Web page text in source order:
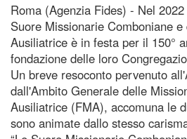
Roma (Agenzia Fides) - Nel
Suore Missionarie Comboniane
Ausiliatrice è in festa per il 150°
fondazione delle loro
Un breve resoconto pervenuto
dall'Ambito Generale delle
Ausiliatrice (FMA), accomuna le
sono animate dallo stesso